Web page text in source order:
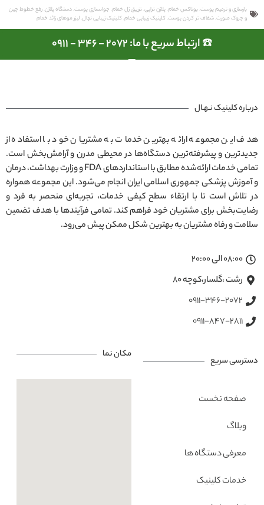
بازسازی و ترمیم پوست بوتاکس خمام پلاژن تراپی تزریق ژل خمام جوانسازی پوست دستگاه پلاژن رفع خطوط چین
و چروک صورت شفاف تر کردن پوست کلینیک زیبایی خمام کلینیک زیبایی نهال لیزر موهای زائد خمام
☎️ ارتباط سریع با ما: 2072 - 346 - 0911
درباره کلینیک نـهـال
هدف این مجموعه ارائه بهترین خدمات به مشتریان خود با استفاده از
جدیدترین و پیشرفته‌ترین دستگاه‌ها در محیطی مدرن و آرامش‌بخش است.
تمامی خدمات ارائه‌شده مطابق با استانداردهای FDA و وزارت بهداشت، درمان
و آموزش پزشکی جمهوری اسلامی ایران انجام می‌شود. این مجموعه همواره
در تلاش است تا با ارتقاء سطح کیفی خدمات، تجربه‌ای منحصر به فرد و
رضایت‌بخش برای مشتریان خود فراهم کند. تمامی فرآیندها با هدف تضمین
سلامت و رفاه مشتریان به بهترین شکل ممکن پیش می‌رود.
08:00 الی 20:00
رشت ،گلسار،کوچه ۸۰
0911-346-2072
0911-847-2811
دسترسی سریع
صفحه نخست
وبلاگ
معرفی دستگاه ها
خدمات کلینیک
مکان نما